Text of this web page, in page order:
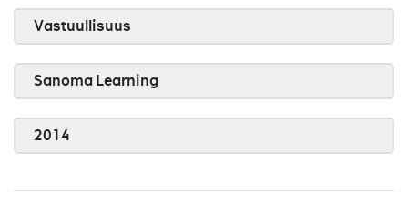
Vastuullisuus
Sanoma Learning
2014